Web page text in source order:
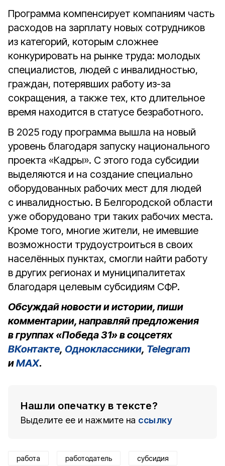
Программа компенсирует компаниям часть
расходов на зарплату новых сотрудников
из категорий, которым сложнее
конкурировать на рынке труда: молодых
специалистов, людей с инвалидностью,
граждан, потерявших работу из-за
сокращения, а также тех, кто длительное
время находится в статусе безработного.
В 2025 году программа вышла на новый
уровень благодаря запуску национального
проекта «Кадры». С этого года субсидии
выделяются и на создание специально
оборудованных рабочих мест для людей
с инвалидностью. В Белгородской области
уже оборудовано три таких рабочих места.
Кроме того, многие жители, не имевшие
возможности трудоустроиться в своих
населённых пунктах, смогли найти работу
в других регионах и муниципалитетах
благодаря целевым субсидиям СФР.
Обсуждай новости и истории, пиши
комментарии, направляй предложения
в группах «Победа 31» в соцсетях
ВКонтакте, Одноклассники, Telegram
иMAX.
Нашли опечатку в тексте?
Выделите ее и нажмите на ссылку
работа работодатель субсидия